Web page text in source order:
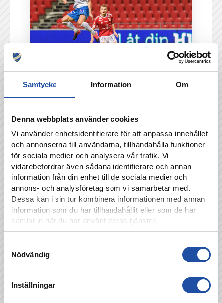
Samtycke Information Om
Denna webbplats använder cookies
Vi använder enhetsidentifierare för att anpassa innehållet
och annonserna till användarna, tillhandahålla funktioner
för sociala medier och analysera vår trafik. Vi
vidarebefordrar även sådana identifierare och annan
information från din enhet till de sociala medier och
annons- och analysföretag som vi samarbetar med.
Dessa kan i sin tur kombinera informationen med annan
information som du har tillhandahållit eller som de har
samlat in när du har använt deras tjänster.
Nödvändig
Inställningar